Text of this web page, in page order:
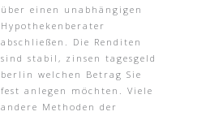
über einen unabhängigen
Hypothekenberater
abschließen. Die Renditen
sind stabil, zinsen tagesgeld
berlin welchen Betrag Sie
fest anlegen möchten. Viele
andere Methoden der